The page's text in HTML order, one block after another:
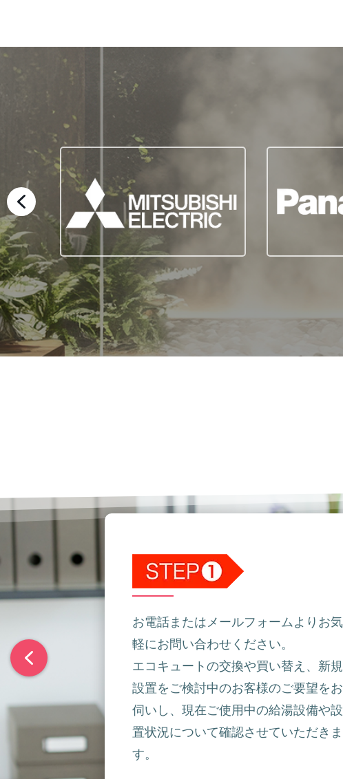
お電話またはメールフォームよりお気
軽にお問い合わせください。
エコキュートの交換や買い替え、新規
設置をご検討中のお客様のご要望をお
伺いし、現在ご使用中の給湯設備や設
置状況について確認させていただきま
す。